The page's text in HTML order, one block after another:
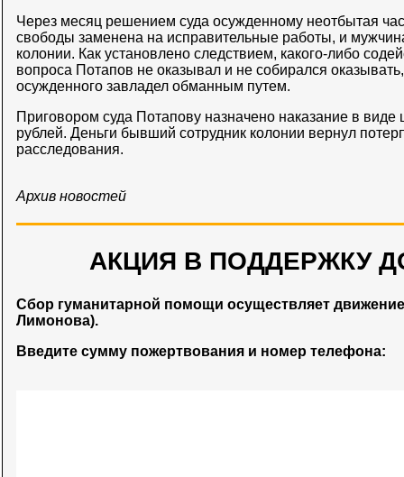
Через месяц решением суда осужденному неотбытая
свободы заменена на исправительные работы, и
колонии. Как установлено следствием, какого-либо
вопроса Потапов не оказывал и не собирался
осужденного завладел обманным путем.
Приговором суда Потапову назначено наказание в
рублей. Деньги бывший сотрудник колонии вернул
расследования.
Архив новостей
АКЦИЯ В ПОДДЕРЖКУ
Сбор гуманитарной помощи осуществляет
Лимонова).
Введите сумму пожертвования и номер телефона: